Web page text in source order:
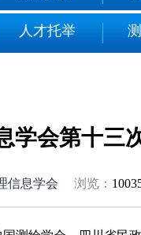
人才托举
学会第十三
信息学会 浏览：